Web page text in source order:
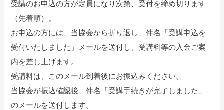
受講のお申込の方が定員になり次第、受付を締め切ります
（先着順）。
お申込の方には、当協会から折り返し、件名「受講申込を
受付いたしました」メールを送付し、受講料等の入金ご案
内を差し上げます。
受講料は、このメール到着後にお振込みください。
当協会が振込確認後、件名「受講手続きが完了しました」
のメールを送付します。